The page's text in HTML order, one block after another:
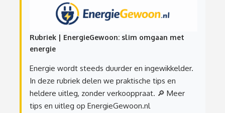
Rubriek | EnergieGewoon: slim omgaan met
energie
Energie wordt steeds duurder en ingewikkelder.
In deze rubriek delen we praktische tips en
heldere uitleg, zonder verkooppraat. 🔎 Meer
tips en uitleg op EnergieGewoon.nl